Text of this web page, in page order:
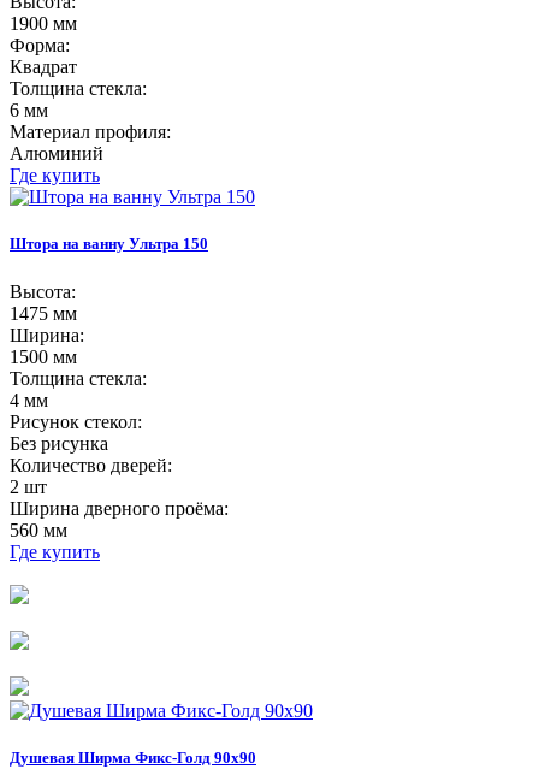
1900 мм
Форма:
Квадрат
Толщина стекла:
6 мм
Материал профиля:
Алюминий
Где купить
Штора на ванну Ультра 150
Высота:
1475 мм
Ширина:
1500 мм
Толщина стекла:
4 мм
Рисунок стекол:
Без рисунка
Количество дверей:
2 шт
Ширина дверного проёма:
560 мм
Где купить
Душевая Ширма Фикс-Голд 90х90